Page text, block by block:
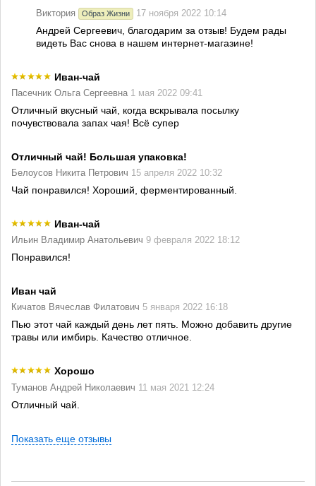
Виктория Образ Жизни 17 ноября 2022 10:14
Андрей Сергеевич, благодарим за отзыв! Будем рады
видеть Вас снова в нашем интернет-магазине!
Иван-чай
Пасечник Ольга Сергеевна 1 мая 2022 09:41
Отличный вкусный чай, когда вскрывала посылку
почувствовала запах чая! Всё супер
Отличный чай! Большая упаковка!
Белоусов Никита Петрович 15 апреля 2022 10:32
Чай понравился! Хороший, ферментированный.
Иван-чай
Ильин Владимир Анатольевич 9 февраля 2022 18:12
Понравился!
Иван чай
Кичатов Вячеслав Филатович 5 января 2022 16:18
Пью этот чай каждый день лет пять. Можно добавить другие
травы или имбирь. Качество отличное.
Хорошо
Туманов Андрей Николаевич 11 мая 2021 12:24
Отличный чай.
Показать еще отзывы